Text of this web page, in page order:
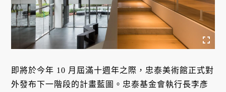
即將於今年 10 月屆滿十週年之際，忠泰美術館正式對
外發布下一階段的計畫藍圖。忠泰基金會執行長李彥